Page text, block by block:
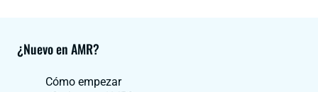
¿Nuevo en AMR?
Cómo empezar